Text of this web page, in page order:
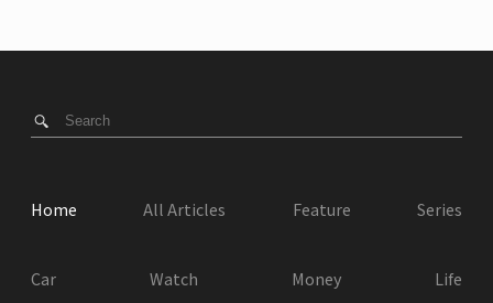
Home All Articles Feature Series
Car Watch Money Life